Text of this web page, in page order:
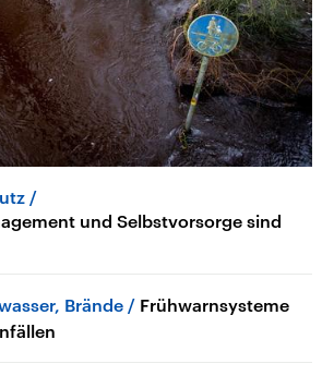
und Selbstvorsorge sind
Brände
Frühwarnsysteme